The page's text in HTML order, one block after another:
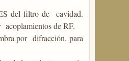
del filtro de cavidad.
acoplamientos de RF.
por difracción, para